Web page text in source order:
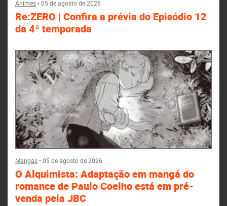
Animes•05 de agosto de 2026
Re:ZERO | Confira a prévia do Episódio 12
da 4ª temporada
Mangás•05 de agosto de 2026
O Alquimista: Adaptação em mangá do
romance de Paulo Coelho está em pré-
venda pela JBC